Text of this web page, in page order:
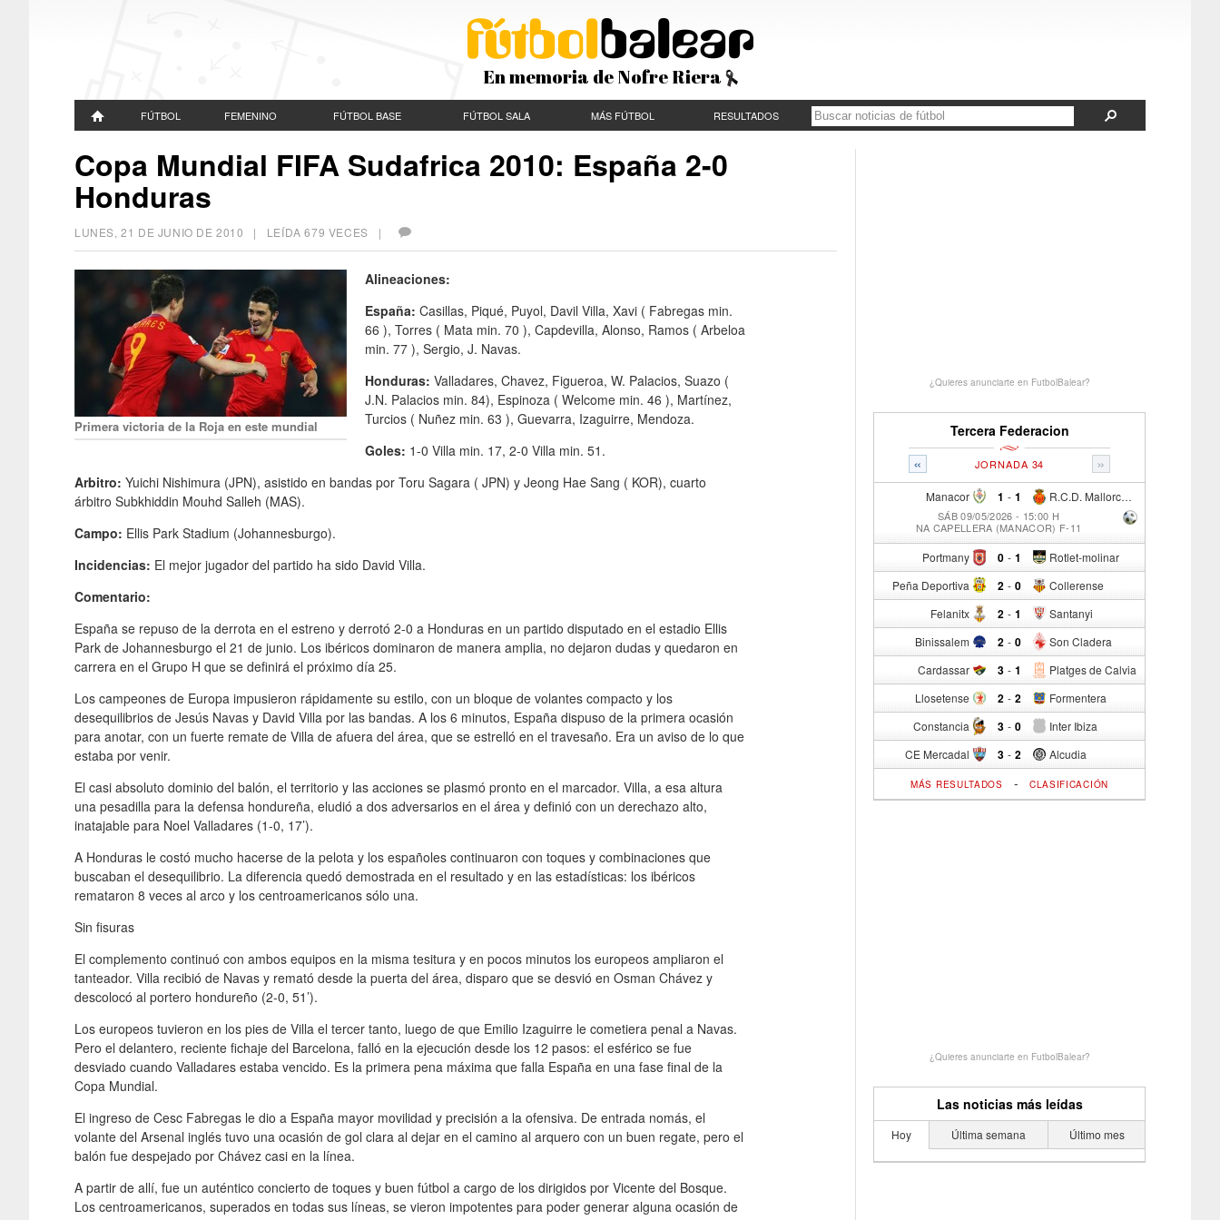
En memoria de Nofre Riera
FÚTBOL FEMENINO FÚTBOL BASE FÚTBOL SALA MÁS FÚTBOL RESULTADOS
Copa Mundial FIFA Sudafrica 2010: España 2-0
Honduras
LUNES, 21 DE JUNIO DE 2010 | LEÍDA 679 VECES |
Primera victoria de la Roja en este mundial
Alineaciones:
España: Casillas, Piqué, Puyol, Davil Villa, Xavi ( Fabregas min.
66 ), Torres ( Mata min. 70 ), Capdevilla, Alonso, Ramos ( Arbeloa
min. 77 ), Sergio, J. Navas.
Honduras: Valladares, Chavez, Figueroa, W. Palacios, Suazo (
J.N. Palacios min. 84), Espinoza ( Welcome min. 46 ), Martínez,
Turcios ( Nuñez min. 63 ), Guevarra, Izaguirre, Mendoza.
Goles: 1-0 Villa min. 17, 2-0 Villa min. 51.
Arbitro: Yuichi Nishimura (JPN), asistido en bandas por Toru Sagara ( JPN) y Jeong Hae Sang ( KOR), cuarto
árbitro Subkhiddin Mouhd Salleh (MAS).
Campo: Ellis Park Stadium (Johannesburgo).
Incidencias: El mejor jugador del partido ha sido David Villa.
Comentario:
España se repuso de la derrota en el estreno y derrotó 2-0 a Honduras en un partido disputado en el estadio Ellis
Park de Johannesburgo el 21 de junio. Los ibéricos dominaron de manera amplia, no dejaron dudas y quedaron en
carrera en el Grupo H que se definirá el próximo día 25.
Los campeones de Europa impusieron rápidamente su estilo, con un bloque de volantes compacto y los
desequilibrios de Jesús Navas y David Villa por las bandas. A los 6 minutos, España dispuso de la primera ocasión
para anotar, con un fuerte remate de Villa de afuera del área, que se estrelló en el travesaño. Era un aviso de lo que
estaba por venir.
El casi absoluto dominio del balón, el territorio y las acciones se plasmó pronto en el marcador. Villa, a esa altura
una pesadilla para la defensa hondureña, eludió a dos adversarios en el área y definió con un derechazo alto,
inatajable para Noel Valladares (1-0, 17’).
A Honduras le costó mucho hacerse de la pelota y los españoles continuaron con toques y combinaciones que
buscaban el desequilibrio. La diferencia quedó demostrada en el resultado y en las estadísticas: los ibéricos
remataron 8 veces al arco y los centroamericanos sólo una.
Sin fisuras
El complemento continuó con ambos equipos en la misma tesitura y en pocos minutos los europeos ampliaron el
tanteador. Villa recibió de Navas y remató desde la puerta del área, disparo que se desvió en Osman Chávez y
descolocó al portero hondureño (2-0, 51’).
Los europeos tuvieron en los pies de Villa el tercer tanto, luego de que Emilio Izaguirre le cometiera penal a Navas.
Pero el delantero, reciente fichaje del Barcelona, falló en la ejecución desde los 12 pasos: el esférico se fue
desviado cuando Valladares estaba vencido. Es la primera pena máxima que falla España en una fase final de la
Copa Mundial.
El ingreso de Cesc Fabregas le dio a España mayor movilidad y precisión a la ofensiva. De entrada nomás, el
volante del Arsenal inglés tuvo una ocasión de gol clara al dejar en el camino al arquero con un buen regate, pero el
balón fue despejado por Chávez casi en la línea.
A partir de allí, fue un auténtico concierto de toques y buen fútbol a cargo de los dirigidos por Vicente del Bosque.
Los centroamericanos, superados en todas sus líneas, se vieron impotentes para poder generar alguna ocasión de
¿Quieres anunciarte en FutbolBalear?
Tercera Federacion
« »
JORNADA 34
Manacor 1 - R.C.D. Mallorca Sad "B"
1
SÁB 09/05/2026 - 15:00 H
NA CAPELLERA (MANACOR) F-11
Portmany 0 - Rotlet-molinar
1
Peña Deportiva 2 - Collerense
0
Felanitx 2 - Santanyi
1
Binissalem 2 - Son Cladera
0
Cardassar 3 - Platges de Calvia
1
Llosetense 2 - Formentera
2
Constancia 3 - Inter Ibiza
0
CE Mercadal 3 - Alcudia
2
MÁS RESULTADOS - CLASIFICACIÓN
¿Quieres anunciarte en FutbolBalear?
Las noticias más leídas
Hoy Última semana Último mes